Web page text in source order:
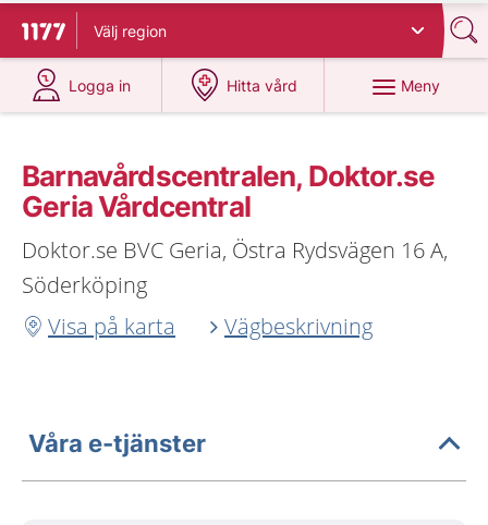
Till startsidan för 1177
Välj region
Logga in
på 1177.se
Hitta vård
på 1177.se
Meny
Barnavårdscentralen, Doktor.se
Geria Vårdcentral
Doktor.se BVC Geria, Östra Rydsvägen 16 A,
Söderköping
Visa på karta
Vägbeskrivning
Våra e-tjänster